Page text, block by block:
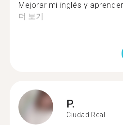
Mejorar mi inglés y
더 보기
P.
Ciudad Real